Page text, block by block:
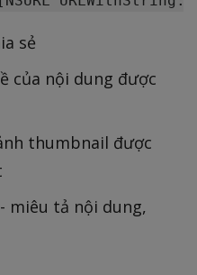
sẻ
của nội dung được
thumbnail được
miêu tả nội dung,